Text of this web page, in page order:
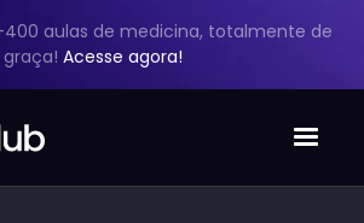
aulas de medicina, totalmente de
graça! Acesse agora!